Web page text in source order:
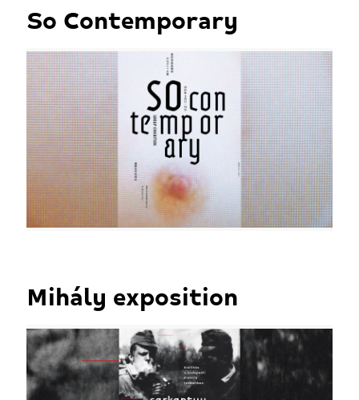
So Contemporary
Mihály exposition